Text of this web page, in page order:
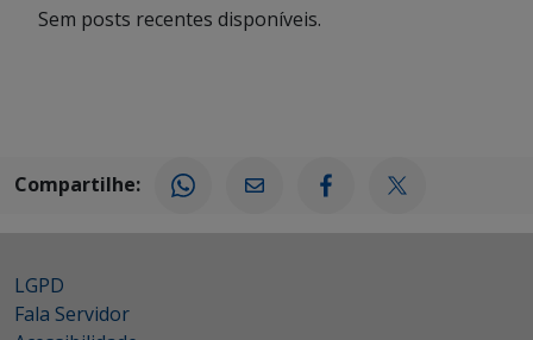
Sem posts recentes disponíveis.
Compartilhe:
LGPD
Fala Servidor